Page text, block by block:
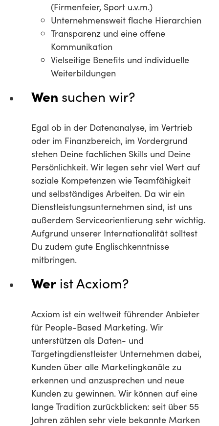
(Firmenfeier, Sport u.v.m.)
Unternehmensweit flache Hierarchien
Transparenz und eine offene
Kommunikation
Vielseitige Benefits und individuelle
Weiterbildungen
Wen suchen wir?
Egal ob in der Datenanalyse, im Vertrieb
oder im Finanzbereich, im Vordergrund
stehen Deine fachlichen Skills und Deine
Persönlichkeit. Wir legen sehr viel Wert auf
soziale Kompetenzen wie Teamfähigkeit
und selbständiges Arbeiten. Da wir ein
Dienstleistungsunternehmen sind, ist uns
außerdem Serviceorientierung sehr wichtig.
Aufgrund unserer Internationalität solltest
Du zudem gute Englischkenntnisse
mitbringen.
Wer ist Acxiom?
Acxiom ist ein weltweit führender Anbieter
für People-Based Marketing. Wir
unterstützen als Daten- und
Targetingdienstleister Unternehmen dabei,
Kunden über alle Marketingkanäle zu
erkennen und anzusprechen und neue
Kunden zu gewinnen. Wir können auf eine
lange Tradition zurückblicken: seit über 55
Jahren zählen sehr viele bekannte Marken